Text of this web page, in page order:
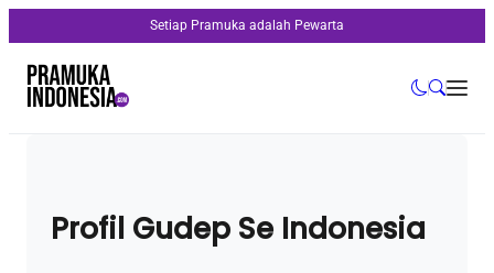
Setiap Pramuka adalah Pewarta
Profil Gudep Se Indonesia